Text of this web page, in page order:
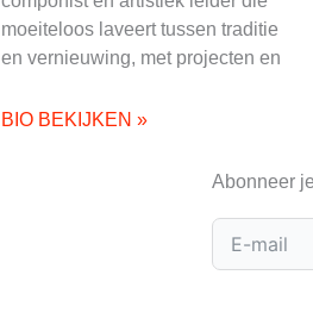
moeiteloos laveert tussen traditie
en vernieuwing, met projecten en
BIO BEKIJKEN »
Abonneer